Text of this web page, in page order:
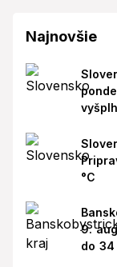
Najnovšie
°C
9.
do 34